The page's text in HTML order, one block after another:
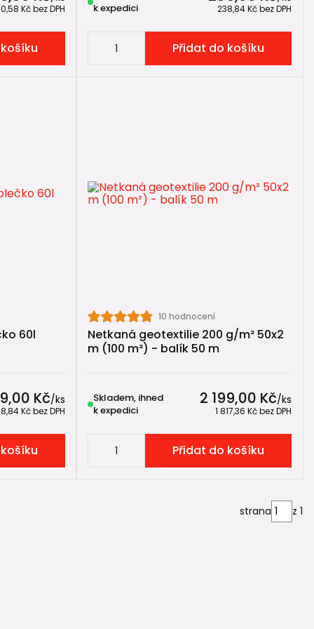
Kčbez DPH 238,84 Kčbez DPH
k expedici
Přidat do košíku
60l
Kč/ks
Kčbez DPH
10 hodnocení
Netkaná geotextilie 200 g/m² 50x2
m (100 m²) - balík 50 m
2 199,00 Kč/ks
1 817,36 Kčbez DPH
Skladem, ihned
k expedici
Přidat do košíku
strana z 1